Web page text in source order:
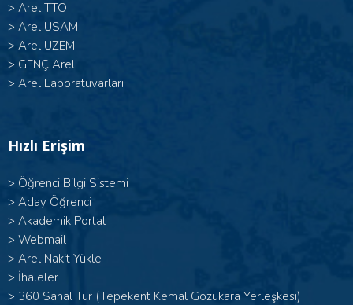
> Arel TTO
> Arel USAM
> Arel UZEM
> GENÇ Arel
> Arel Laboratuvarları
Hızlı Erişim
> Öğrenci Bilgi Sistemi
> Aday Öğrenci
> Akademik Portal
> Webmail
> Arel Nakit Yükle
> İhaleler
> 360 Sanal Tur (Tepekent Kemal Gözükara Yerleşkesi)